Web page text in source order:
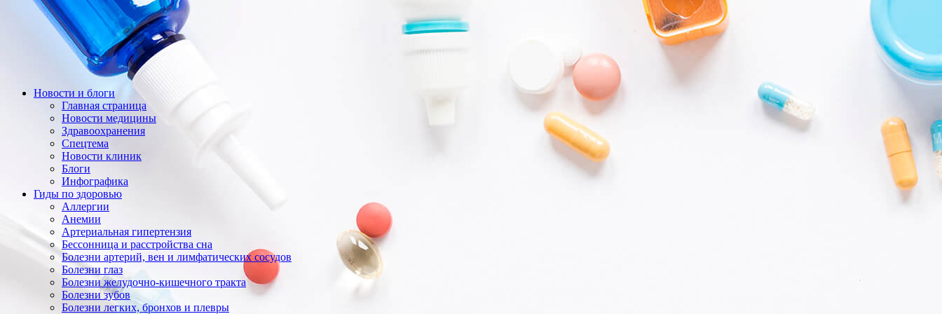
Новости и блоги
Главная страница
Новости медицины
Здравоохранения
Спецтема
Новости клиник
Блоги
Инфографика
Гиды по здоровью
Аллергии
Анемии
Артериальная гипертензия
Бессонница и расстройства сна
Болезни артерий, вен и лимфатических сосудов
Болезни глаз
Болезни желудочно-кишечного тракта
Болезни зубов
Болезни легких, бронхов и плевры